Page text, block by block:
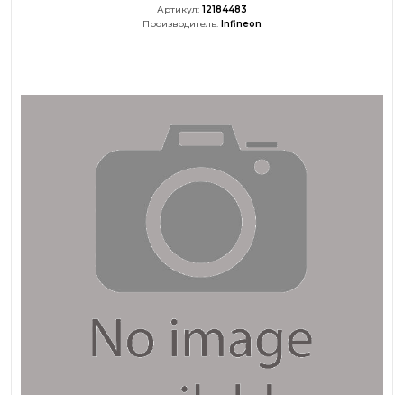
Артикул: 12184483
Производитель: Infineon